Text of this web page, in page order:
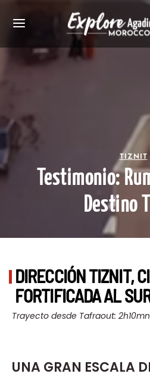
TIZNIT
Testimonio:
Destino
DIRECCIÓN TIZNIT,
FORTIFICADA AL
Trayecto desde Tafraout: 2h10mn
UNA GRAN ESCALA